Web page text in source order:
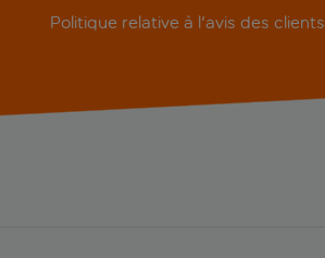
Politique relative à l'avis des clients